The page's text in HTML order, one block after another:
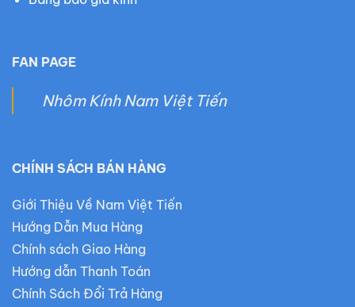
FAN PAGE
Nhôm Kính Nam Việt Tiến
CHÍNH SÁCH BÁN HÀNG
Giới Thiệu Về Nam Việt Tiến
Hướng Dẫn Mua Hàng
Chính sách Giao Hàng
Hướng dẫn Thanh Toán
Chính Sách Đổi Trả Hàng